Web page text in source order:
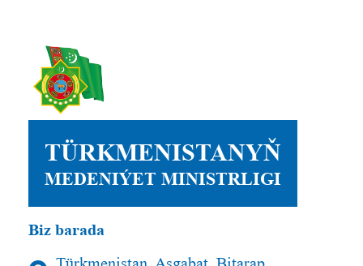
TÜRKMENISTANYŇ
MEDENIÝET MINISTRLIGI
Biz barada